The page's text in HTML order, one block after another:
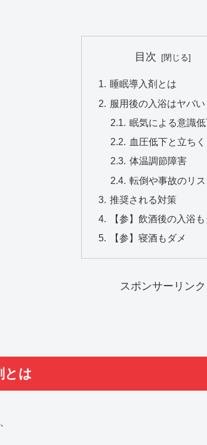
目次
睡眠導入剤とは
服用後の入浴はヤバい
眠気による意識
血圧低下と立ち
体温調節障害
転倒や事故のリス
推奨される対策
【参】飲酒後の入浴も
【参】寝酒もダメ
スポンサーリンク
とは